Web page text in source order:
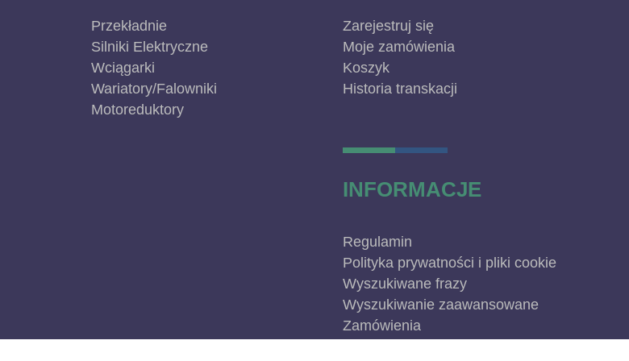
Przekładnie
Silniki Elektryczne
Wciągarki
Wariatory/Falowniki
Motoreduktory
Zarejestruj się
Moje zamówienia
Koszyk
Historia transkacji
INFORMACJE
Regulamin
Polityka prywatności i pliki cookie
Wyszukiwane frazy
Wyszukiwanie zaawansowane
Zamówienia